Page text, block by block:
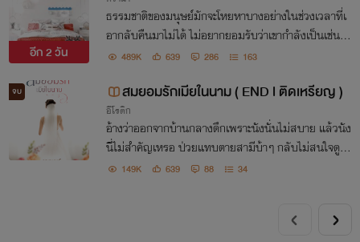
อีก2 วัน
ธรรมชาติของมนุษย์มักจะโหยหาบางอย่างในช่วงเวลาที่เ
อากลับคืนมาไม่ได้ ไม่อยากยอมรับว่าเขากำลังเป็นเช่นนั้
น ‘ปรเมศวร์’ ศัลยแพทย์หนุ่มอนาคตไกล ทายาทผู้มีสิท
489K 639 286 163
จบ สมยอมรักเมียในนาม ( END l ติดเหรียญ )
อีโรติก
อ้างว่าออกจากบ้านกลางดึกเพราะนังนั่นไม่สบาย แล้วนัง
นี่ไม่สำคัญเหรอ ป่วยแทบตายสามีบ้าๆ กลับไม่สนใจดูแ
ล ได้! พอที งั้นจบกันแค่นี้ รักมันมากนัก กลับไปง้อขอคืน
149K 639 88 34